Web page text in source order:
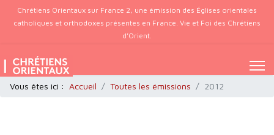
Chrétiens Orientaux sur France 2, une émission des Églises orientales
catholiques et orthodoxes présentes en France. Vie et Foi des Chrétiens
d’Orient.
Vous êtes ici : Accueil Toutes les émissions 2012